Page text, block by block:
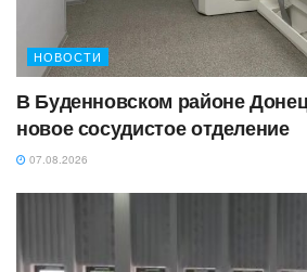
НОВОСТИ
В Буденновском районе
новое сосудистое отделение
07.08.2026